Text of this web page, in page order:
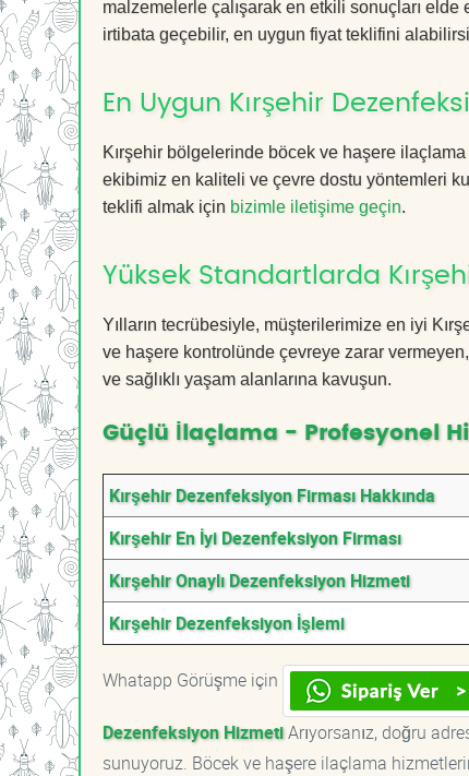
malzemelerle çalışarak en etkili sonuçları
irtibata geçebilir, en uygun fiyat teklifini
En Uygun Kırşehir
Kırşehir bölgelerinde böcek ve haşere
ekibimiz en kaliteli ve çevre dostu yöntemleri
teklifi almak için bizimle iletişime geçin.
Yüksek Standartlarda
Yılların tecrübesiyle, müşterilerimize en iyi
ve haşere kontrolünde çevreye zarar
ve sağlıklı yaşam alanlarına kavuşun.
Güçlü İlaçlama - Profesyonel
Kırşehir Dezenfeksiyon Firması Hakkında
Kırşehir En İyi Dezenfeksiyon Firması
Kırşehir Onaylı Dezenfeksiyon Hizmeti
Kırşehir Dezenfeksiyon İşlemi
Whatapp Görüşme için
Dezenfeksiyon HizmetiArıyorsanız, doğru
sunuyoruz. Böcek ve haşere ilaçlama